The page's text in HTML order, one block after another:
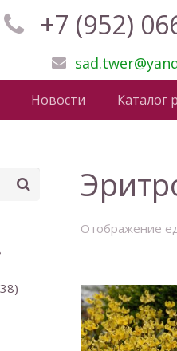
+7 (952)
Новости Каталог
Отображение